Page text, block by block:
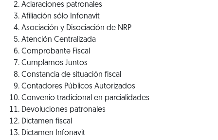
Aclaraciones patronales
Afiliación sólo Infonavit
Asociación y Disociación de NRP
Atención Centralizada
Comprobante Fiscal
Cumplamos Juntos
Constancia de situación fiscal
Contadores Públicos Autorizados
Convenio tradicional en parcialidades
Devoluciones patronales
Dictamen fiscal
Dictamen Infonavit